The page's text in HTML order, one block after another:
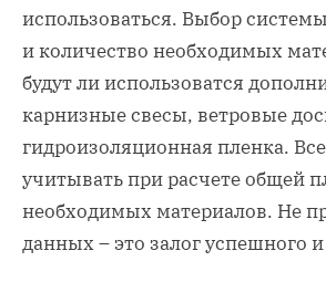
использоваться. Выбор
и количество необходимых
будут ли использоватся
карнизные свесы, ветровые
гидроизоляционная пленка.
учитывать при расчете общей
необходимых материалов. Не
данных – это залог успешного